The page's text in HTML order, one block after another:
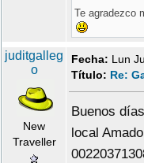
Te agradezco
juditgalleg
o
New
Traveller
Fecha: Lun
Título: Re:
Buenos
local